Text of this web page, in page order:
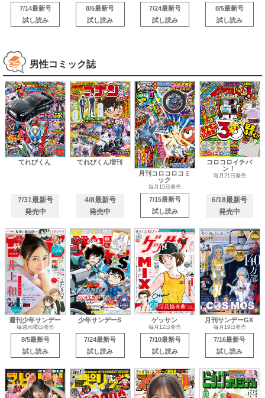
7/14最新号
試し読み
8/5最新号
試し読み
7/24最新号
試し読み
8/5最新号
試し読み
男性コミック誌
てれびくん
7/31最新号
発売中
てれびくん増刊
4/8最新号
発売中
月刊コロコロコミ
ック
毎月15日発売
7/15最新号
試し読み
コロコロイチバ
ン！
毎月21日発売
6/18最新号
発売中
週刊少年サンデー
毎週水曜日発売
8/5最新号
試し読み
少年サンデーS
7/24最新号
試し読み
ゲッサン
毎月12日発売
7/10最新号
試し読み
月刊サンデーGX
毎月19日発売
7/16最新号
試し読み